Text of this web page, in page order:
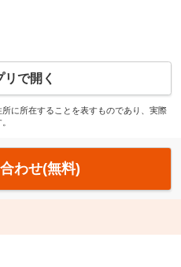
で開く
に所在することを表すものであり、実際
わせ(無料)